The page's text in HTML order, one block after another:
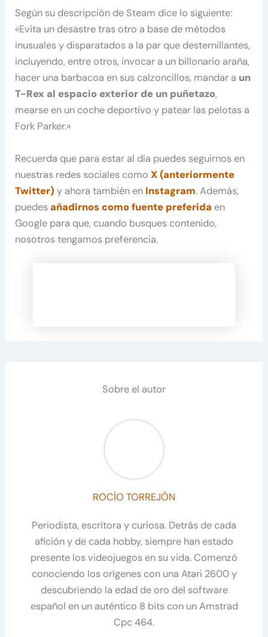
Según su descripción de Steam dice lo siguiente:
«Evita un desastre tras otro a base de métodos
inusuales y disparatados a la par que desternillantes,
incluyendo, entre otros, invocar a un billonario araña,
hacer una barbacoa en sus calzoncillos, mandar a un
T-Rex al espacio exterior de un puñetazo,
mearse en un coche deportivo y patear las pelotas a
Fork Parker.»
Recuerda que para estar al día puedes seguirnos en
nuestras redes sociales comoX (anteriormente
Twitter) y ahora también en Instagram. Además,
puedesañadirnos como fuente preferida en
Google para que, cuando busques contenido,
nosotros tengamos preferencia.
Sobre el autor
ROCÍO TORREJÓN
Periodista, escritora y curiosa. Detrás de cada
afición y de cada hobby, siempre han estado
presente los videojuegos en su vida. Comenzó
conociendo los orígenes con una Atari 2600 y
descubriendo la edad de oro del software
español en un auténtico 8 bits con un Amstrad
Cpc 464.